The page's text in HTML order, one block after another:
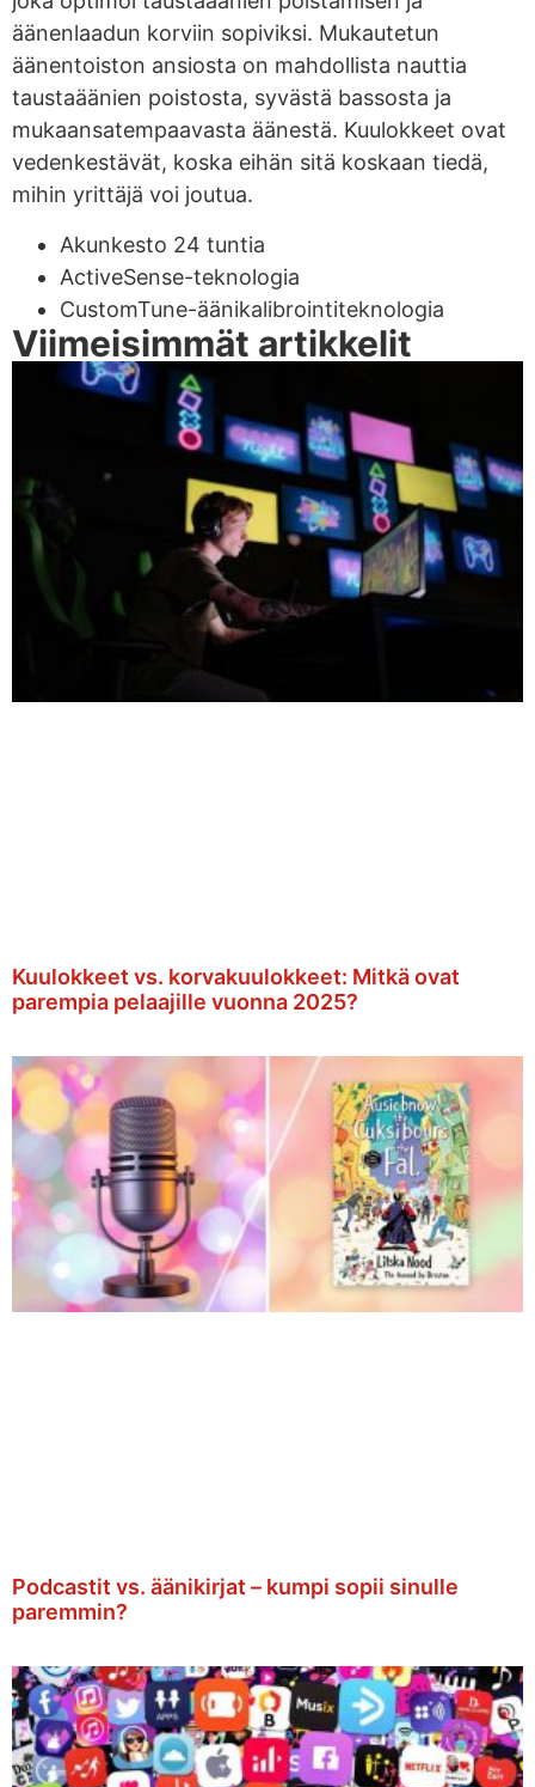
äänenlaadun korviin sopiviksi. Mukautetun
äänentoiston ansiosta on mahdollista nauttia
taustaäänien poistosta, syvästä bassosta ja
mukaansatempaavasta äänestä. Kuulokkeet ovat
vedenkestävät, koska eihän sitä koskaan tiedä,
mihin yrittäjä voi joutua.
Akunkesto 24 tuntia
ActiveSense-teknologia
CustomTune-äänikalibrointiteknologia
Viimeisimmät artikkelit
Kuulokkeet vs. korvakuulokkeet: Mitkä ovat
parempia pelaajille vuonna 2025?
Podcastit vs. äänikirjat – kumpi sopii sinulle
paremmin?